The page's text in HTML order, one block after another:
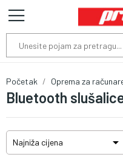
Bluetooth
Početak Oprema za
Najniža cijena 